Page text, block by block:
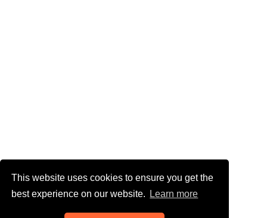
This website uses cookies to ensure you get the
best experience on our website.
Learn more